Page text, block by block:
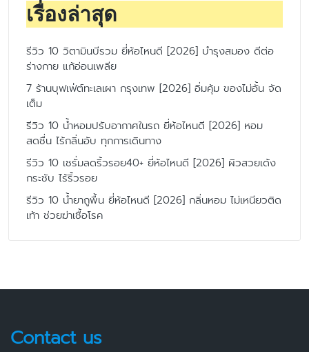
เรื่องล่าสุด
รีวิว 10 วิตามินบีรวม ยี่ห้อไหนดี [2026] บำรุงสมอง ดีต่อ
ร่างกาย แก้อ่อนเพลีย
7 ร้านบุฟเฟ่ต์ทะเลเผา กรุงเทพ [2026] อิ่มคุ้ม ของไม่อั้น จัด
เต็ม
รีวิว 10 น้ำหอมปรับอากาศในรถ ยี่ห้อไหนดี [2026] หอม
สดชื่น ไร้กลิ่นอับ ทุกการเดินทาง
รีวิว 10 เซรั่มลดริ้วรอย40+ ยี่ห้อไหนดี [2026] ผิวสวยเด้ง
กระชับ ไร้ริ้วรอย
รีวิว 10 น้ำยาถูพื้น ยี่ห้อไหนดี [2026] กลิ่นหอม ไม่เหนียวติด
เท้า ช่วยฆ่าเชื้อโรค
Contact us